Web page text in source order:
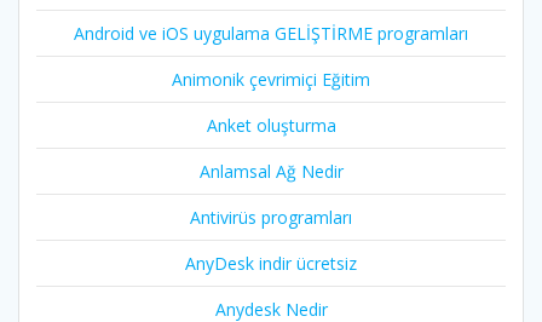
Android ve iOS uygulama GELİŞTİRME programları
Animonik çevrimiçi Eğitim
Anket oluşturma
Anlamsal Ağ Nedir
Antivirüs programları
AnyDesk indir ücretsiz
Anydesk Nedir